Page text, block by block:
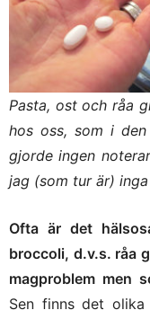
Pasta, ost och råa
hos oss, som i den
gjorde ingen
jag (som tur är)
Ofta är det
broccoli, d.v.s. råa
magproblem men
Sen finns det